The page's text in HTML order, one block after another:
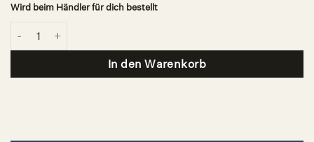
Wird beim Händler für dich bestellt
In den Warenkorb